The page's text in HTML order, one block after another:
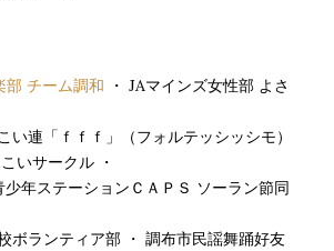
部 チーム調和 ・ JAマインズ女性部 よさ
い連「ｆｆｆ」（フォルテッシッシモ）
いサークル ・
年ステーションＣＡＰＳ ソーラン節同
ボランティア部 ・ 調布市民謡舞踊好友